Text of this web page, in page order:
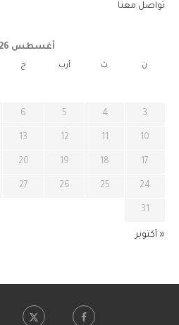
تواصل معنا
أغسطس 2026
ن ث أرب خ
3
4
5
6
10
11
12
13
17
18
19
20
24
25
26
27
31
« أكتوبر